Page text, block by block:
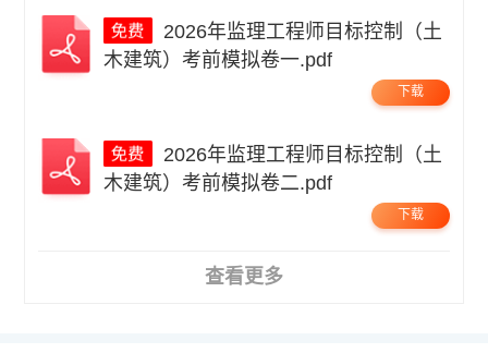
木建筑）考前模拟卷一.pdf
下载
木建筑）考前模拟卷二.pdf
下载
查看更多